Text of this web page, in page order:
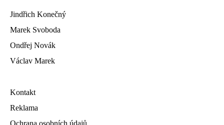
Jindřich Konečný
Marek Svoboda
Ondřej Novák
Václav Marek
Kontakt
Reklama
Ochrana osobních údajů